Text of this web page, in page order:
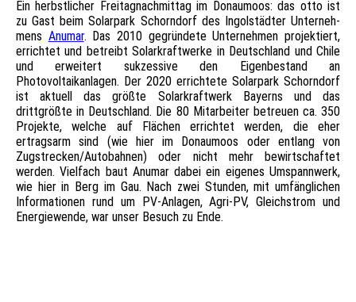
Ein herbstlicher Freitagnachmittag im Donaumoos: das otto ist
zu Gast beim Solarpark Schorndorf des Ingolstädter Unterneh-
mens Anumar. Das 2010 gegründete Unternehmen projektiert,
errichtet und betreibt Solarkraftwerke in Deutschland und Chile
und erweitert sukzessive den Eigenbestand an
Photovoltaikanlagen. Der 2020 errichtete Solarpark Schorndorf
ist aktuell das größte Solarkraftwerk Bayerns und das
drittgrößte in Deutschland. Die 80 Mitarbeiter betreuen ca. 350
Projekte, welche auf Flächen errichtet werden, die eher
ertragsarm sind (wie hier im Donaumoos oder entlang von
Zugstrecken/Autobahnen) oder nicht mehr bewirtschaftet
werden. Vielfach baut Anumar dabei ein eigenes Umspannwerk,
wie hier in Berg im Gau. Nach zwei Stunden, mit umfänglichen
Informationen rund um PV-Anlagen, Agri-PV, Gleichstrom und
Energiewende, war unser Besuch zu Ende.